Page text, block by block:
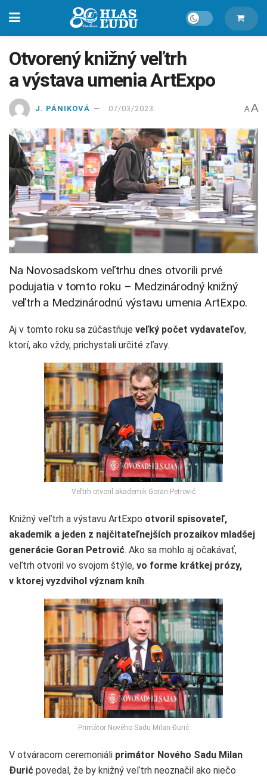
Otvorený knižný veľtrh
a výstava umenia ArtExpo
J. PÁNIKOVÁ 07/03/2023 A A
Na Novosadskom veľtrhu dnes otvorili prvé
podujatia v tomto roku – Medzinárodný knižný
veľtrh a Medzinárodnú výstavu umenia ArtExpo.
Aj v tomto roku sa zúčastňuje veľký počet vydavateľov,
ktorí, ako vždy, prichystali určité zľavy.
Veľtrh otvoril akademik Goran Petrović
Knižný veľtrh a výstavu ArtExpo otvoril spisovateľ,
akademik a jeden z najčitateľnejších prozaikov mladšej
generácie Goran Petrović. Ako sa mohlo aj očakávať,
veľtrh otvoril vo svojom štýle, vo forme krátkej prózy,
v ktorej vyzdvihol význam kníh.
Primátor Nového Sadu Milan Ðurić
V otváracom ceremoniáli primátor Nového Sadu Milan
Ðurić povedal, že by knižný veľtrh neoznačil ako niečo